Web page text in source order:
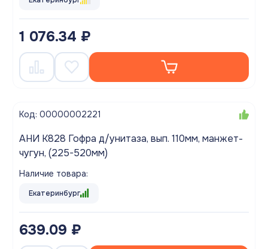
1 076.34 ₽
Код: 00000002221
АНИ K828 Гофра д/унитаза, вып. 110мм, манжет-
чугун, (225-520мм)
Наличие товара:
Екатеринбург
639.09 ₽